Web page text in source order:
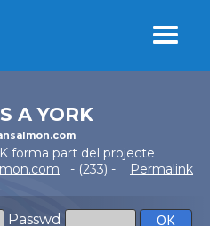
A YORK
forma part del projecte
- (233) -
Permalink
Passwd